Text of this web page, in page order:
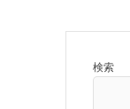
検索